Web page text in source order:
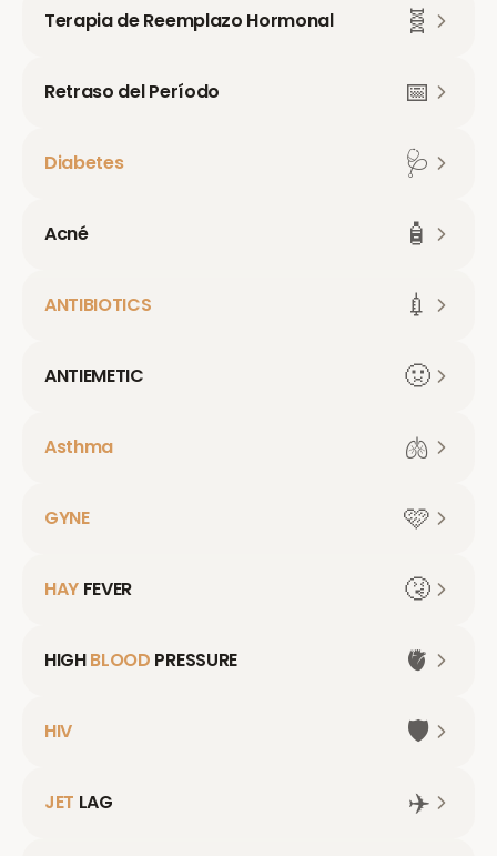
Terapia de Reemplazo Hormonal 🧬
Retraso del Período 📅
Diabetes 🩺
Acné 🧴
ANTIBIOTICS 💉
ANTIEMETIC 🤢
Asthma 🫁
GYNE 🩷
HAY FEVER 🤧
HIGHBLOOD PRESSURE 🫀
HIV 🛡️
JET LAG
✈️